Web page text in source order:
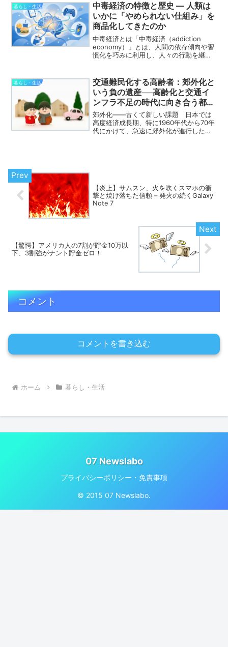
暮らし・生活
中毒経済の特徴と歴史 ― 人類は
いかに「やめられない仕組み」を
商品化してきたのか
中毒経済とは「中毒経済（addiction
economy）」とは、人間の依存傾向や習
慣化を巧みに利用し、人々の行動を継続
製品・サービスを提供する」ことが価値
の源泉だが...
暮らし・生活
交通難民化する高齢者：郊外化と
いう負の遺産──高齢化と交通イ
ンフラ不足の時代に向き合う都市
政策
郊外化——古くて新しい課題 日本では
高度経済成長期、特に1960年代から70年
代にかけて、急速に郊外化が進行した。
【炎上】サムスン、火を吹くスマホの衝
撃と焼け落ちた信頼 – 発火の続くGalaxy
Note 7
【驚愕】アメリカ人の7割が貯金10万以
下、3割強がナント貯金ゼロ！
コメント
コメントを書き込む
ホーム 暮らし・生活
07 Newslabo
プライバシーポリシー・免責事項
© 2015 07 Newslabo.